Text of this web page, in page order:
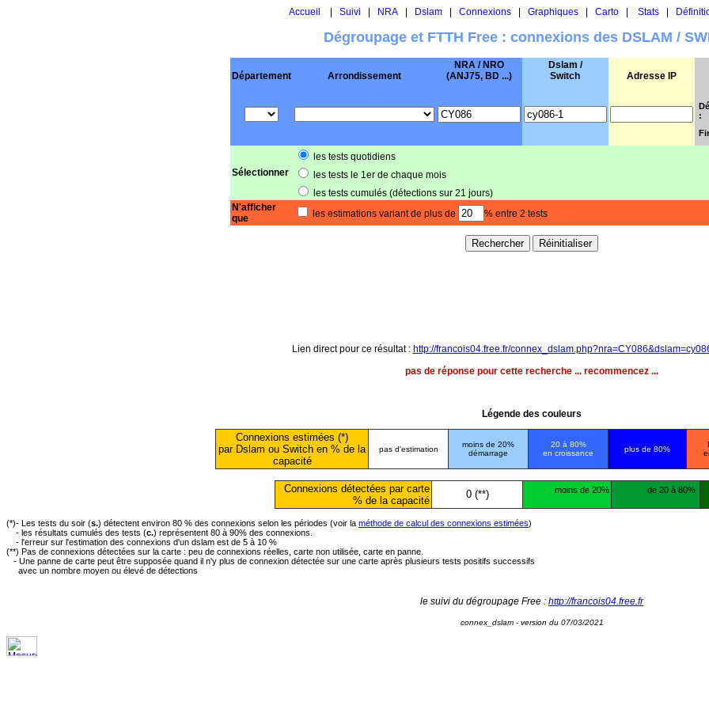
Accueil Suivi NRA| Dslam| Connexions| Graphiques| Carto| Stats|
Dégroupage et FTTH Free : connexions des DSLAM /
Département Arrondissement
NRA / NRO
(ANJ75, BD ...)
Dslam /
Switch
Adresse IP
:
Sélectionner
les tests quotidiens
les tests le 1er de chaque mois
les tests cumulés (détections sur 21 jours)
N'afficher
que
les estimations variant de plus de % entre 2 tests
Lien direct pour ce résultat : http://francois04.free.fr/
pas de réponse pour cette recherche ... recommencez ...
Légende des couleurs
Connexions estimées (*)
par Dslam ou Switch en % de la
capacité
pas d'estimation
moins de 20%
démarrage
20 à 80%
en croissance
plus de 80%
Connexions détectées par carte
% de la capacité
0 (**) moins de 20% de 20 à 80%
(*)- Les tests du soir (s.) détectent environ 80 % des connexions selon les périodes (voir la méthode de calcul des connexions estimées)
- les résultats cumulés des tests (c.) représentent 80 à 90% des connexions.
- l'erreur sur l'estimation des connexions d'un dslam est de 5 à 10 %
(**) Pas de connexions détectées sur la carte : peu de connexions réelles, carte non utilisée, carte en panne.
- Une panne de carte peut être supposée quand il n'y plus de connexion détectée sur une carte après plusieurs tests positifs successifs
avec un nombre moyen ou élevé de détections
le suivi du dégroupage Free : http://francois04.free.fr
connex_dslam - version du 07/03/2021